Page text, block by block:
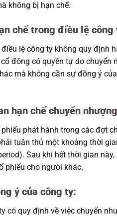
không bị hạn chế.
chế trong điều lệ công
lệ công ty không quy định
đông có quyền tự do chuyển
mà không cần sự đồng ý
hạn chế chuyển
phát hành trong các đợt
tuân thủ một khoảng thời
Sau khi hết thời gian
phiếu cho người khác.
ý của công ty:
có quy định về việc chuyển